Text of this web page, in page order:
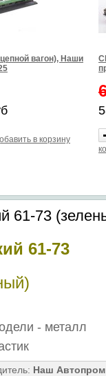
вагон), Наши
в корзину
61-73
61-73
- металл
Наш Автопром